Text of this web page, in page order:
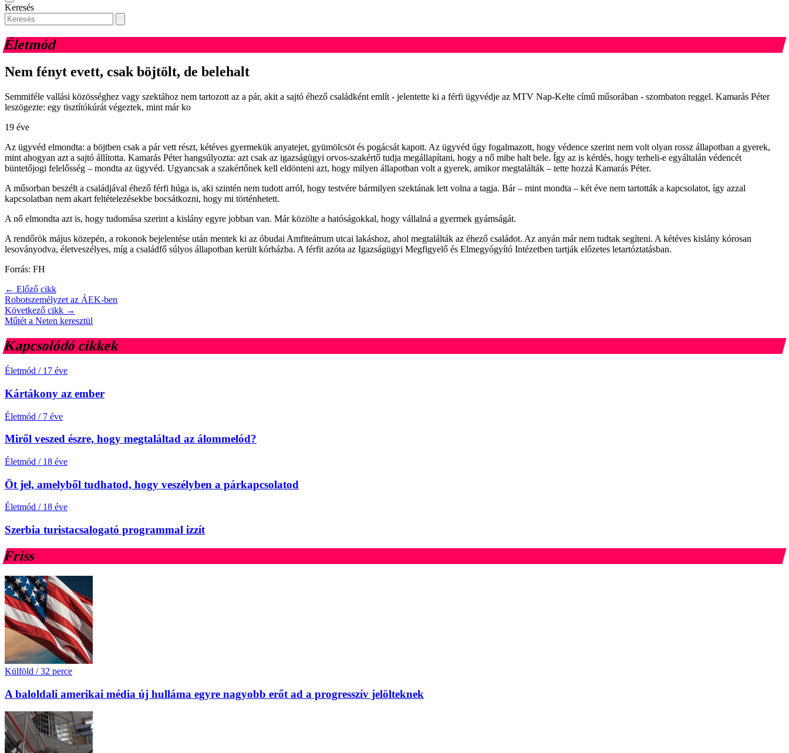
Keresés
Életmód
Nem fényt evett, csak böjtölt, de belehalt
Semmiféle vallási közösséghez vagy szektához nem tartozott az a pár, akit a sajtó éhező családként említ - jelentette ki a férfi ügyvédje az MTV Nap-Kelte című műsorában - szombaton reggel. Kamarás Péter
leszögezte: egy tisztítókúrát végeztek, mint már ko
19 éve
Az ügyvéd elmondta: a böjtben csak a pár vett részt, kétéves gyermekük anyatejet, gyümölcsöt és pogácsát kapott. Az ügyvéd úgy fogalmazott, hogy védence szerint nem volt olyan rossz állapotban a gyerek,
mint ahogyan azt a sajtó állította. Kamarás Péter hangsúlyozta: azt csak az igazságügyi orvos-szakértő tudja megállapítani, hogy a nő mibe halt bele. Így az is kérdés, hogy terheli-e egyáltalán védencét
büntetőjogi felelősség – mondta az ügyvéd. Ugyancsak a szakértőnek kell eldönteni azt, hogy milyen állapotban volt a gyerek, amikor megtalálták – tette hozzá Kamarás Péter.
A műsorban beszélt a családjával éhező férfi húga is, aki szintén nem tudott arról, hogy testvére bármilyen szektának lett volna a tagja. Bár – mint mondta – két éve nem tartották a kapcsolatot, így azzal
kapcsolatban nem akart feltételezésekbe bocsátkozni, hogy mi történhetett.
A nő elmondta azt is, hogy tudomása szerint a kislány egyre jobban van. Már közölte a hatóságokkal, hogy vállalná a gyermek gyámságát.
A rendőrök május közepén, a rokonok bejelentése után mentek ki az óbudai Amfiteátrum utcai lakáshoz, ahol megtalálták az éhező családot. Az anyán már nem tudtak segíteni. A kétéves kislány kórosan
lesoványodva, életveszélyes, míg a családfő súlyos állapotban került kórházba. A férfit azóta az Igazságügyi Megfigyelő és Elmegyógyító Intézetben tartják előzetes letartóztatásban.
Forrás: FH
← Előző cikk
Robotszemélyzet az ÁEK-ben
Következő cikk →
Műtét a Neten keresztül
Kapcsolódó cikkek
Életmód / 17 éve
Kártákony az ember
Életmód / 7 éve
Miről veszed észre, hogy megtaláltad az álommelód?
Életmód / 18 éve
Öt jel, amelyből tudhatod, hogy veszélyben a párkapcsolatod
Életmód / 18 éve
Szerbia turistacsalogató programmal izzít
Friss
Külföld / 32 perce
A baloldali amerikai média új hulláma egyre nagyobb erőt ad a progresszív jelölteknek